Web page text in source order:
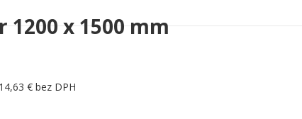
1200 x 1500 mm
€ bez DPH